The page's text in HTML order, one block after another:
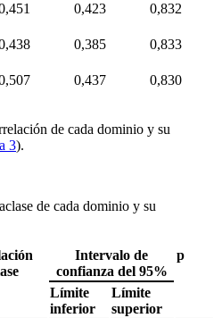
0,423 0,832
0,385 0,833
0,437 0,830
de cada dominio y su
3).
de cada dominio y su
Intervalo de
confianza del 95%
p
Límite
inferior
Límite
superior